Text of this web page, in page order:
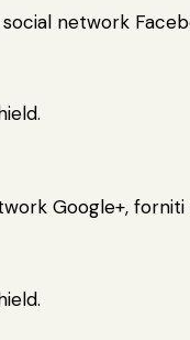
network
Google+, forniti